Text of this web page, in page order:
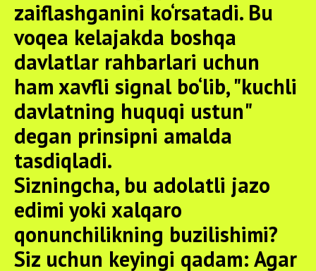
zaiflashganini ko‘rsatadi. Bu
voqea kelajakda boshqa
davlatlar rahbarlari uchun
ham xavfli signal bo‘lib, "kuchli
davlatning huquqi ustun"
degan prinsipni amalda
tasdiqladi.
Sizningcha, bu adolatli jazo
edimi yoki xalqaro
qonunchilikning buzilishimi?
Siz uchun keyingi qadam: Agar